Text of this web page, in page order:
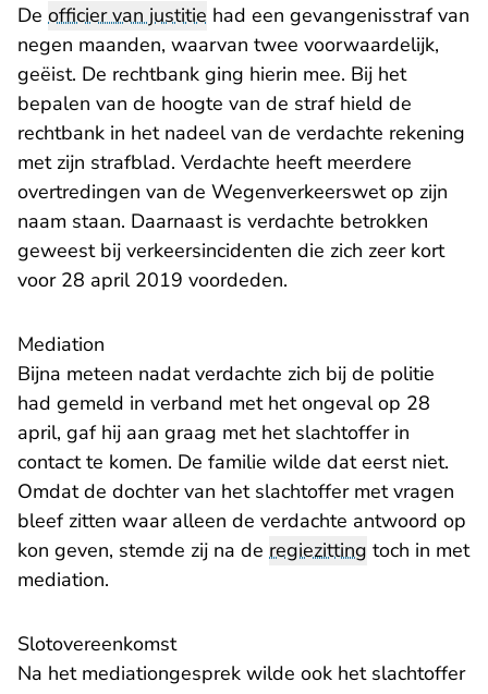
De officier van justitie had een gevangenisstraf van
negen maanden, waarvan twee voorwaardelijk,
geëist. De rechtbank ging hierin mee. Bij het
bepalen van de hoogte van de straf hield de
rechtbank in het nadeel van de verdachte rekening
met zijn strafblad. Verdachte heeft meerdere
overtredingen van de Wegenverkeerswet op zijn
naam staan. Daarnaast is verdachte betrokken
geweest bij verkeersincidenten die zich zeer kort
voor 28 april 2019 voordeden.
Mediation
Bijna meteen nadat verdachte zich bij de politie
had gemeld in verband met het ongeval op 28
april, gaf hij aan graag met het slachtoffer in
contact te komen. De familie wilde dat eerst niet.
Omdat de dochter van het slachtoffer met vragen
bleef zitten waar alleen de verdachte antwoord op
kon geven, stemde zij na de regiezitting toch in met
mediation.
Slotovereenkomst
Na het mediationgesprek wilde ook het slachtoffer